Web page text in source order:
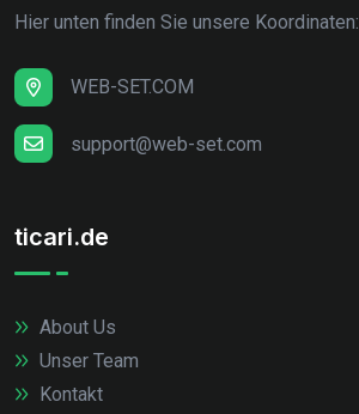
Hier unten finden Sie unsere Koordinaten:
WEB-SET.COM
support@web-set.com
ticari.de
About Us
Unser Team
Kontakt